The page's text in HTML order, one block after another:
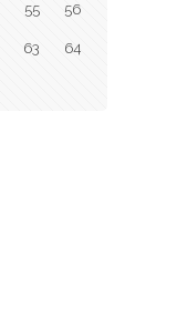
55 56
63 64